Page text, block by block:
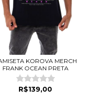
KOROVA MERCH
FRANK OCEAN PRETA
R$139,00